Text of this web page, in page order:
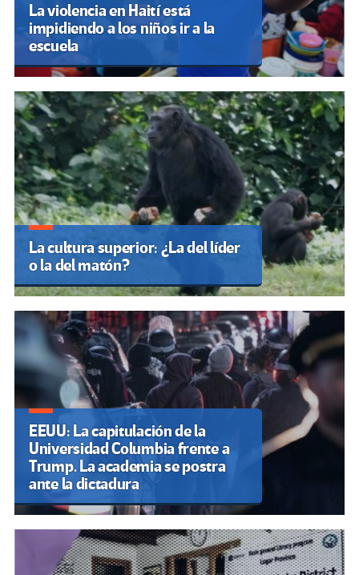
La violencia en Haití está
impidiendo a los niños ir a la
escuela
La cultura superior: ¿La del líder
o la del matón?
EEUU: La capitulación de la
Universidad Columbia frente a
Trump. La academia se postra
ante la dictadura